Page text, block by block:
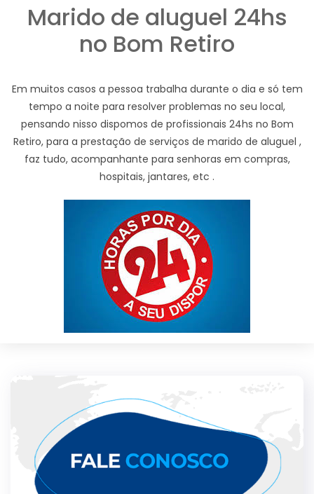
Marido de aluguel 24hs
no Bom Retiro
Em muitos casos a pessoa trabalha durante o dia e só tem
tempo a noite para resolver problemas no seu local,
pensando nisso dispomos de profissionais 24hs no Bom
Retiro, para a prestação de serviços de marido de aluguel ,
faz tudo, acompanhante para senhoras em compras,
hospitais, jantares, etc .